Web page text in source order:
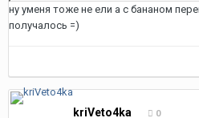
ну уменя тоже не ели а с бананом
получалось =)
kriVeto4ka 0